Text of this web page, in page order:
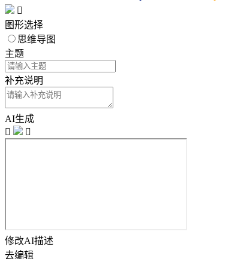

图形选择
思维导图
主题
补充说明
AI生成


修改AI描述
去编辑